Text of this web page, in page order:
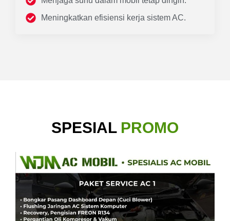
Meningkatkan efisiensi kerja sistem AC.
SPESIAL PROMO